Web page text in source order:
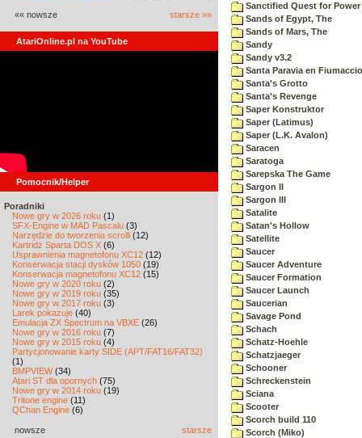
«« nowsze starsze »»
AtariOnline.pl na YouTube
Pomocnik/Helper
Poradniki
Nowe gry w 2026 roku (1)
SFX-Engine w MAD Pascalu (3)
Narzędzie do tworzenia scrolli (12)
Kartridż Sparta DOS X (6)
Usprawnienia magnetofonu XC12 (12)
Konserwacja stacji dysków 1050 (19)
Konserwacja magnetofonu XC12 (15)
Nowe gry w 2020 roku (2)
Nowe gry w 2019 roku (35)
Nowe gry w 2017 roku (3)
Larek pokazuje (40)
Emulacja ZX Spectrum na VBXE (26)
Nowe gry w 2016 roku (7)
Nowe gry w 2015 roku (4)
Partycjonowanie karty SIDE (APT/FAT16/FAT32)
(1)
BMPVIEW(34)
Atari ST dla opornych (75)
Nowe gry w 2014 roku (19)
Tritone engine (11)
QChan Engine (6)
nowsze starsze
Sanctified Quest for Power
Sands of Egypt, The
Sands of Mars, The
Sandy
Sandy v3.2
Santa Paravia en Fiumaccio
Santa's Grotto
Santa's Revenge
Saper Konstruktor
Saper (Latimus)
Saper (L.K. Avalon)
Saracen
Saratoga
Sarepska The Game
Sargon II
Sargon III
Satalite
Satan's Hollow
Satellite
Saucer
Saucer Adventure
Saucer Formation
Saucer Launch
Saucerian
Savage Pond
Schach
Schatz-Hoehle
Schatzjaeger
Schooner
Schreckenstein
Sciana
Scooter
Scorch build 110
Scorch (Miko)